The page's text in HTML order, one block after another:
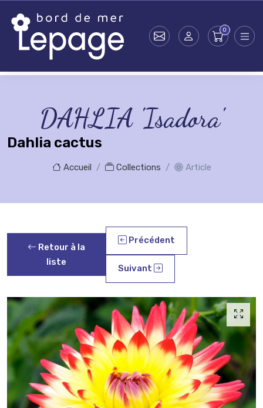
DAHLIA 'Isadora'
Dahlia cactus
Accueil Collections Article
Retour à la
liste
Précédent
Suivant